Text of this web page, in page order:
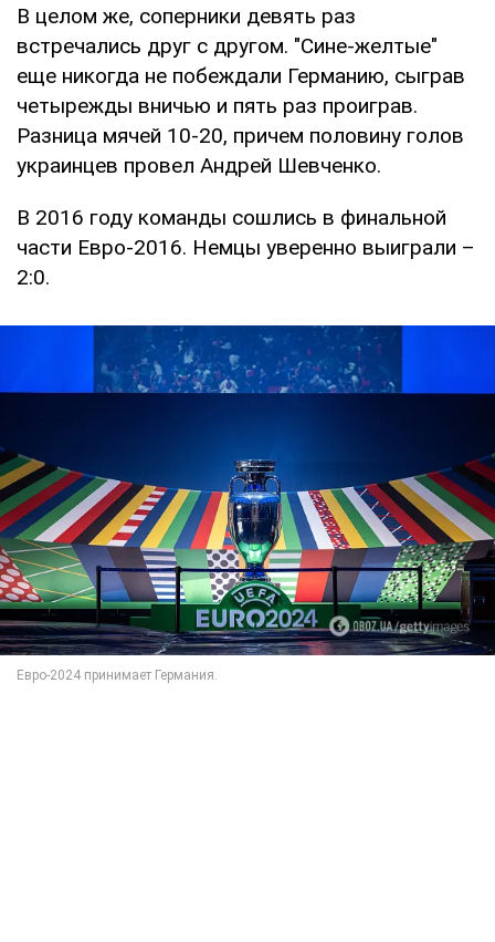
В целом же, соперники девять раз
встречались друг с другом. "Сине-желтые"
еще никогда не побеждали Германию, сыграв
четырежды вничью и пять раз проиграв.
Разница мячей 10-20, причем половину голов
украинцев провел Андрей Шевченко.
В 2016 году команды сошлись в финальной
части Евро-2016. Немцы уверенно выиграли –
2:0.